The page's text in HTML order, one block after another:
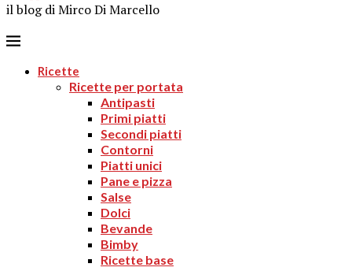
il blog di Mirco Di Marcello
Ricette
Ricette per portata
Antipasti
Primi piatti
Secondi piatti
Contorni
Piatti unici
Pane e pizza
Salse
Dolci
Bevande
Bimby
Ricette base